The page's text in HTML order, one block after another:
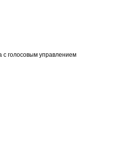
голосовым управлением